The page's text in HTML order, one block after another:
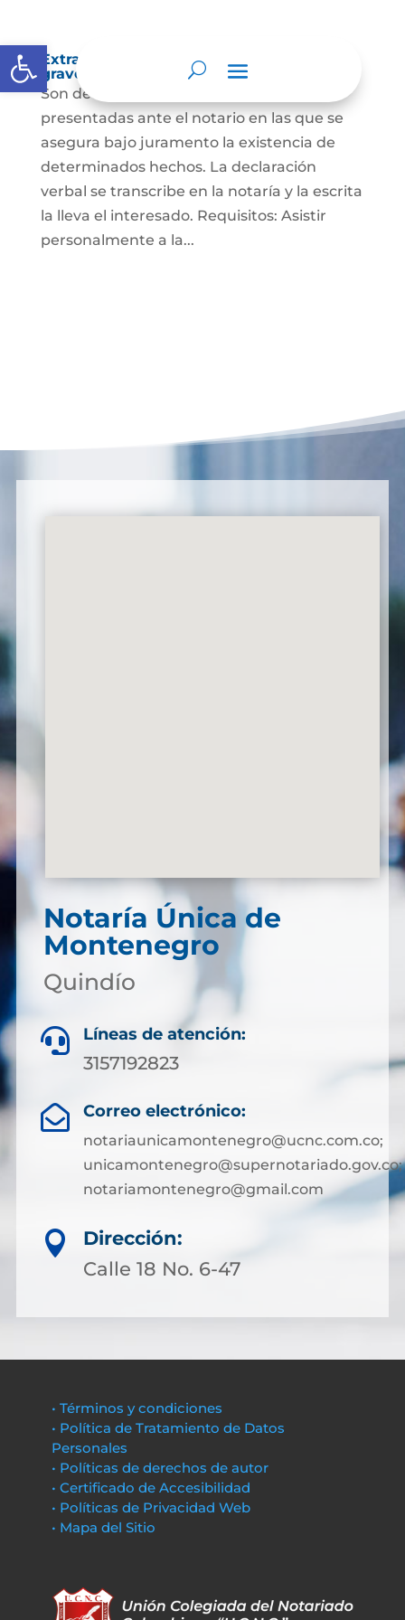
Abrir barra de herramientas
Extra-proceso o declaración bajo la
gravedad de juramento
Son declaraciones verbales o escritas
presentadas ante el notario en las que se
asegura bajo juramento la existencia de
determinados hechos. La declaración
verbal se transcribe en la notaría y la escrita
la lleva el interesado. Requisitos: Asistir
personalmente a la...
Notaría Única de
Montenegro
Quindío
 Líneas de atención:
3157192823
 Correo electrónico:
notariaunicamontenegro@ucnc.com.co;
unicamontenegro@supernotariado.gov.co;
notariamontenegro@gmail.com

Dirección:
Calle 18 No. 6-47
• Términos y condiciones
• Política de Tratamiento de Datos
Personales
• Políticas de derechos de autor
• Certificado de Accesibilidad
• Políticas de Privacidad Web
• Mapa del Sitio